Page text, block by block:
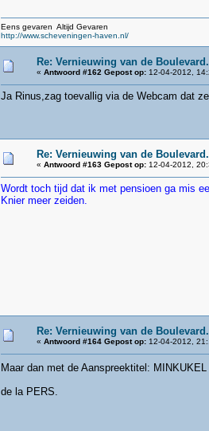
Eens gevaren Altijd Gevaren
http://www.scheveningen-haven.nl/
Re: Vernieuwing van de Boulevard.
« Antwoord #162 Gepost op:12-04-2012,
Ja Rinus,zag toevallig via de Webcam dat
Re: Vernieuwing van de Boulevard.
« Antwoord #163 Gepost op:12-04-2012,
Wordt toch tijd dat ik met pensioen ga mis
Knier meer zeiden.
Re: Vernieuwing van de Boulevard.
« Antwoord #164 Gepost op:12-04-2012,
Maar dan met de Aanspreektitel: MINKUKEL
de la PERS.